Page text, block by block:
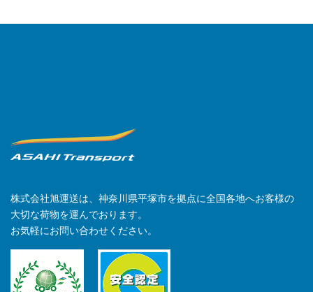
株式会社旭運送は、神奈川県平塚市を拠点に全国各地へお客様の
大切な荷物を運んでおります。
お気軽にお問い合わせください。